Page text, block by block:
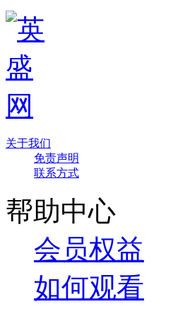
关于我们
免责声明
联系方式
帮助中心
会员权益
如何观看